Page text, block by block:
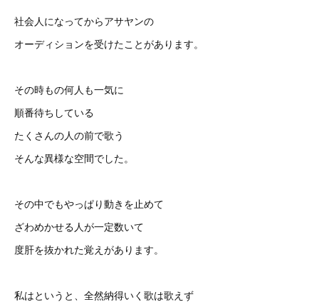
社会人になってからアサヤンの
オーディションを受けたことがあります。
その時もの何人も一気に
順番待ちしている
たくさんの人の前で歌う
そんな異様な空間でした。
その中でもやっぱり動きを止めて
ざわめかせる人が一定数いて
度肝を抜かれた覚えがあります。
私はというと、全然納得いく歌は歌えず